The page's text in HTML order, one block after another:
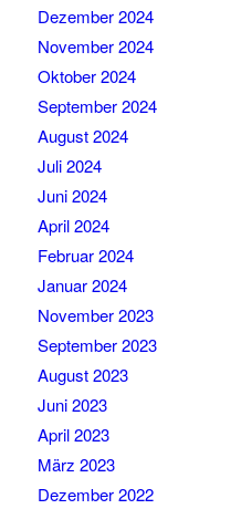
Dezember 2024
November 2024
Oktober 2024
September 2024
August 2024
Juli 2024
Juni 2024
April 2024
Februar 2024
Januar 2024
November 2023
September 2023
August 2023
Juni 2023
April 2023
März 2023
Dezember 2022